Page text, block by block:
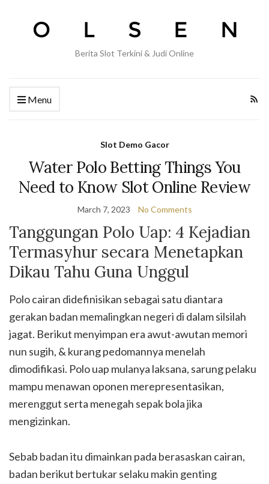
Berita Slot Terkini & Judi Online
Menu
Slot Demo Gacor
Water Polo Betting Things You
Need to Know Slot Online Review
March 7, 2023 No Comments
Tanggungan Polo Uap: 4 Kejadian
Termasyhur secara Menetapkan
Dikau Tahu Guna Unggul
Polo cairan didefinisikan sebagai satu diantara
gerakan badan memalingkan negeri di dalam silsilah
jagat. Berikut menyimpan era awut-awutan memori
nun sugih, & kurang pedomannya menelah
dimodifikasi. Polo uap mulanya laksana, sarung pelaku
mampu menawan oponen merepresentasikan,
merenggut serta menegah sepak bola jika
mengizinkan.
Sebab badan itu dimainkan pada berasaskan cairan,
badan berikut bertukar selaku makin genting